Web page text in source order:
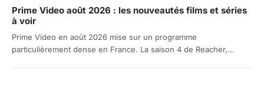
Prime Video août 2026 : les nouveautés films et séries
à voir
Prime Video en août 2026 mise sur un programme
particulièrement dense en France. La saison 4 de Reacher,...